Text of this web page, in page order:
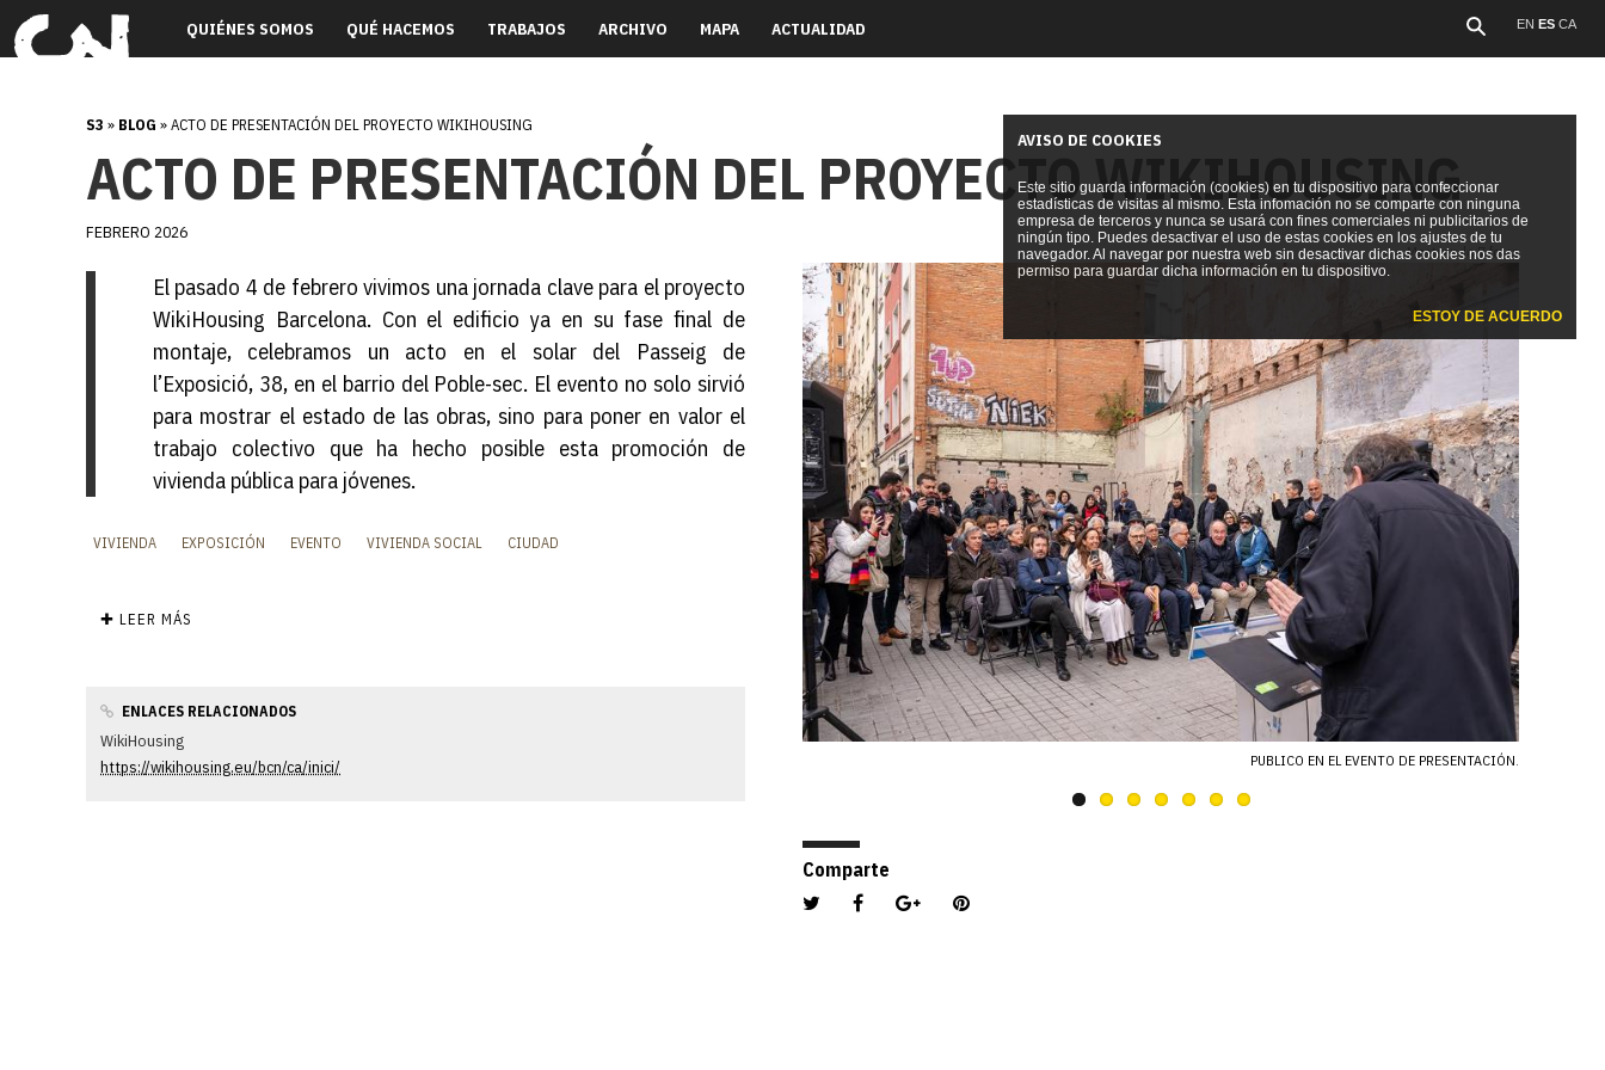
QUIÉNES SOMOS QUÉ HACEMOS TRABAJOS ARCHIVO MAPA ACTUALIDAD EN ES CA
S3 » BLOG » ACTO DE PRESENTACIÓN DEL PROYECTO WIKIHOUSING
ACTO DE PRESENTACIÓN DEL PROYECTO WIKIHOUSING
FEBRERO 2026
El pasado 4 de febrero vivimos una jornada clave para el proyecto
WikiHousing Barcelona. Con el edificio ya en su fase final de
montaje, celebramos un acto en el solar del Passeig de
l’Exposició, 38, en el barrio del Poble-sec. El evento no solo sirvió
para mostrar el estado de las obras, sino para poner en valor el
trabajo colectivo que ha hecho posible esta promoción de
vivienda pública para jóvenes.
VIVIENDA EXPOSICIÓN EVENTO VIVIENDA SOCIAL CIUDAD
✚ LEER MÁS
ENLACES RELACIONADOS
WikiHousing
https://wikihousing.eu/bcn/ca/inici/
Mostrando 7 fotos
GUIM COSTA, DECANO DEL COLEGIO DE ARQUITECTOS DE CATALUÑA (COAC). PUBLICO EN EL EVENTO DE PRESENTACIÓN.
Comparte
AVISO DE COOKIES
Este sitio guarda información (cookies) en tu dispositivo para confeccionar
estadísticas de visitas al mismo. Esta infomación no se comparte con ninguna
empresa de terceros y nunca se usará con fines comerciales ni publicitarios de
ningún tipo. Puedes desactivar el uso de estas cookies en los ajustes de tu
navegador. Al navegar por nuestra web sin desactivar dichas cookies nos das
permiso para guardar dicha información en tu dispositivo.
ESTOY DE ACUERDO